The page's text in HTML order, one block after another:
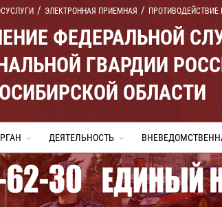
ЭЛЕКТРОННАЯ ПРИЕМНАЯ ПРОТИВОДЕЙСТВИЕ
ФЕДЕРАЛЬНОЙ
ГВАРДИИ
ОБЛАСТИ
ДЕЯТЕЛЬНОСТЬ